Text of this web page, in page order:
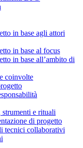
in base agli attori
in base al focus
in base all’ambito di
coinvolte
e rituali
di progetto
tecnici collaborativi